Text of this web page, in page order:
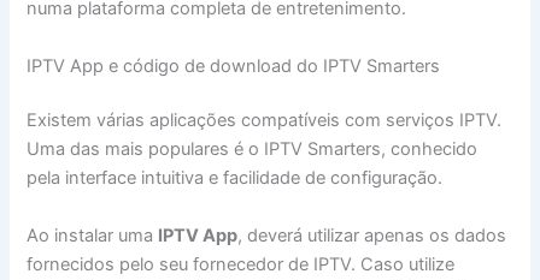
numa plataforma completa de entretenimento.
IPTV App e código de download do IPTV Smarters
Existem várias aplicações compatíveis com serviços IPTV.
Uma das mais populares é o IPTV Smarters, conhecido
pela interface intuitiva e facilidade de configuração.
Ao instalar uma IPTV App, deverá utilizar apenas os dados
fornecidos pelo seu fornecedor de IPTV. Caso utilize